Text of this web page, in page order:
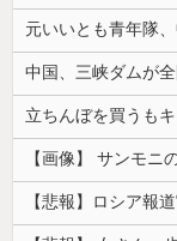
元いいとも青年隊
中国、三峡ダムが